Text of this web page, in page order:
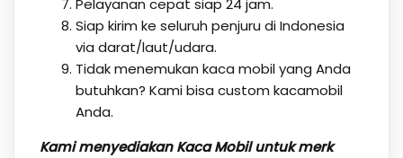
Pelayanan cepat siap 24 jam.
Siap kirim ke seluruh penjuru di Indonesia
via darat/laut/udara.
Tidak menemukan kaca mobil yang Anda
butuhkan? Kami bisa custom kacamobil
Anda.
Kami menyediakan Kaca Mobil untuk merk